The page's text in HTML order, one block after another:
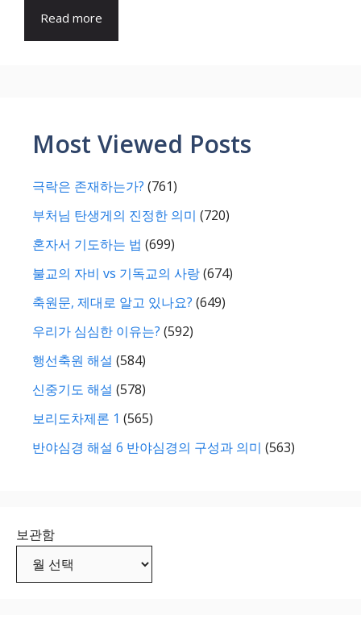
Read more
Most Viewed Posts
극락은 존재하는가? (761)
부처님 탄생게의 진정한 의미 (720)
혼자서 기도하는 법 (699)
불교의 자비 vs 기독교의 사랑(674)
축원문, 제대로 알고 있나요? (649)
우리가 심심한 이유는? (592)
행선축원 해설 (584)
신중기도 해설 (578)
보리도차제론 1 (565)
반야심경 해설 6 반야심경의 구성과 의미 (563)
보관함